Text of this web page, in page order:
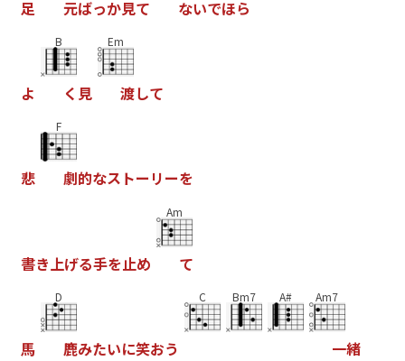
足 元ばっか見て ないでほら
よ
B
く 見
Em
渡して
悲
F
劇的なス トー リーを
書き 上げる手を止め
Am
て
馬
D
鹿みたいに笑おう
C Bm7 A# Am7
一緒